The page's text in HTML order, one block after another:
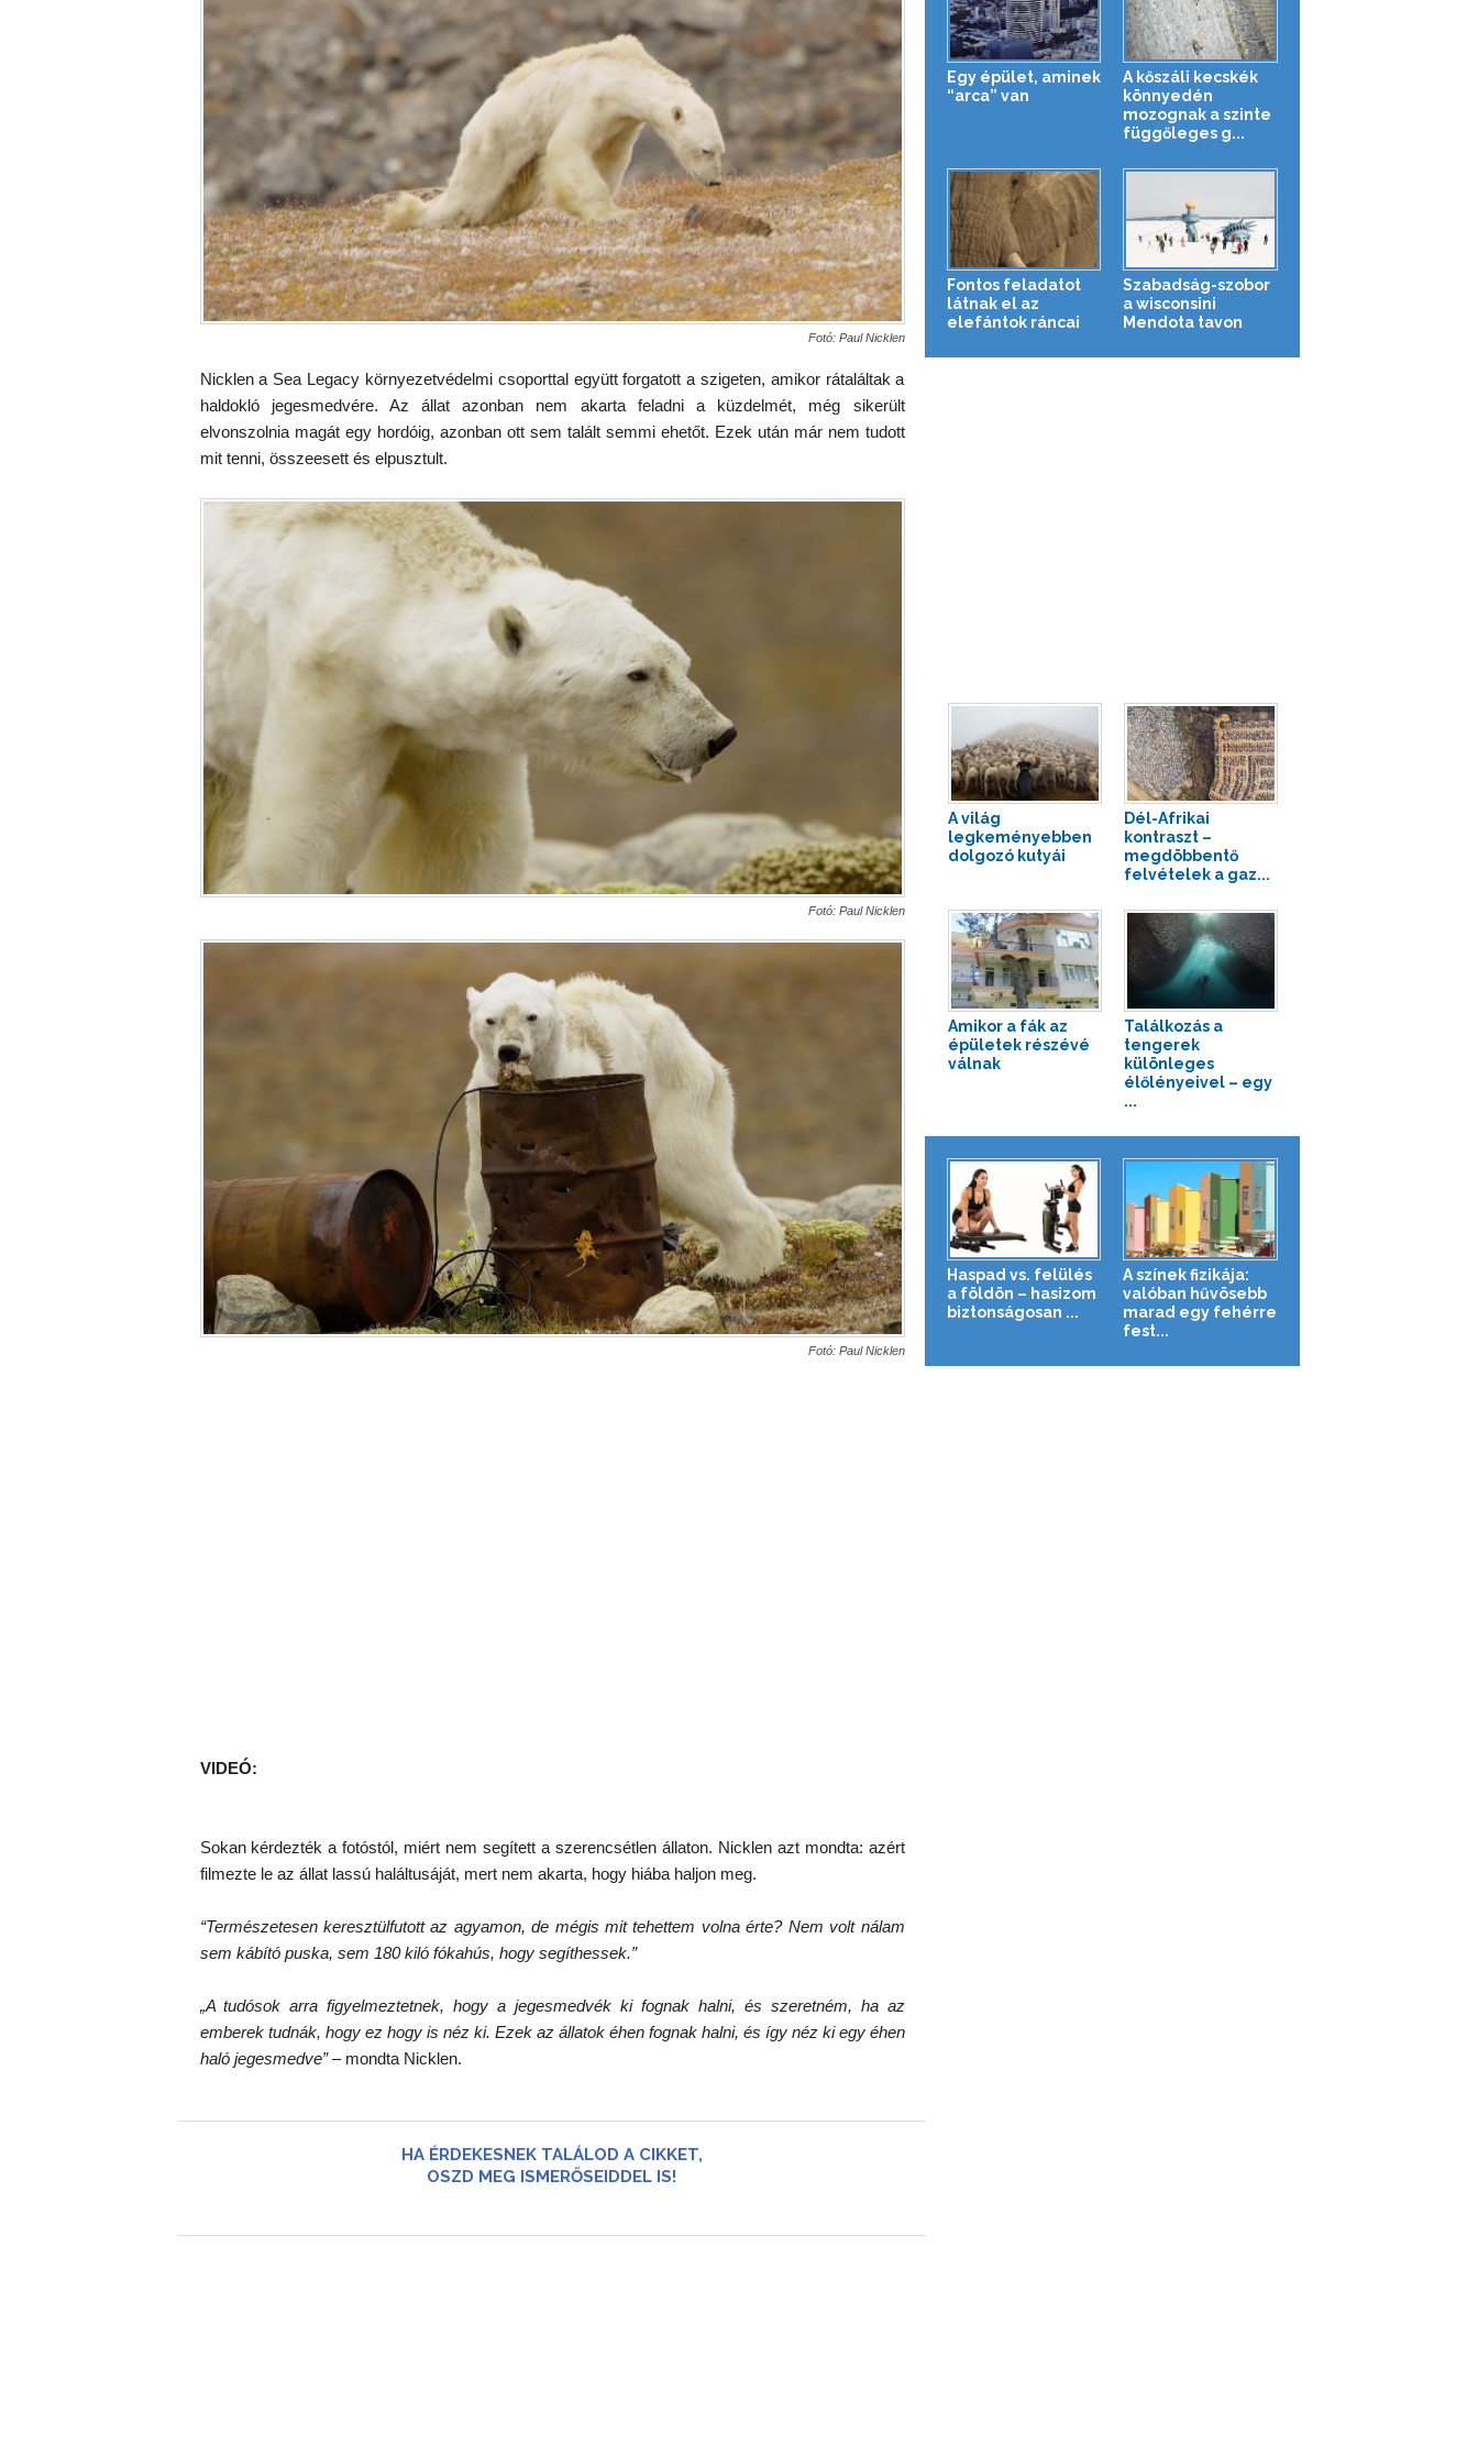
Fotó: Paul Nicklen
Nicklen a Sea Legacy környezetvédelmi csoporttal együtt forgatott a szigeten, amikor rátaláltak a
haldokló jegesmedvére. Az állat azonban nem akarta feladni a küzdelmét, még sikerült
elvonszolnia magát egy hordóig, azonban ott sem talált semmi ehetőt. Ezek után már nem tudott
mit tenni, összeesett és elpusztult.
Fotó: Paul Nicklen
Fotó: Paul Nicklen
VIDEÓ:
Sokan kérdezték a fotóstól, miért nem segített a szerencsétlen állaton. Nicklen azt mondta: azért
filmezte le az állat lassú haláltusáját, mert nem akarta, hogy hiába haljon meg.
“Természetesen keresztülfutott az agyamon, de mégis mit tehettem volna érte? Nem volt nálam
sem kábító puska, sem 180 kiló fókahús, hogy segíthessek.”
„A tudósok arra figyelmeztetnek, hogy a jegesmedvék ki fognak halni, és szeretném, ha az
emberek tudnák, hogy ez hogy is néz ki. Ezek az állatok éhen fognak halni, és így néz ki egy éhen
haló jegesmedve”– mondta Nicklen.
HA ÉRDEKESNEK TALÁLOD A CIKKET,
OSZD MEG ISMERŐSEIDDEL IS!
Egy épület, aminek
“arca” van
A kőszáli kecskék
könnyedén
mozognak a szinte
függőleges g...
Fontos feladatot
látnak el az
elefántok ráncai
Szabadság-szobor
a wisconsini
Mendota tavon
A világ
legkeményebben
dolgozó kutyái
Dél-Afrikai
kontraszt –
megdöbbentő
felvételek a gaz...
Amikor a fák az
épületek részévé
válnak
Találkozás a
tengerek
különleges
élőlényeivel – egy
...
Haspad vs. felülés
a földön – hasizom
biztonságosan ...
A színek fizikája:
valóban hűvösebb
marad egy fehérre
fest...